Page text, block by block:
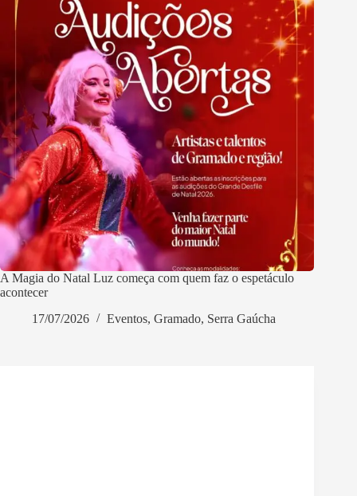
A Magia do Natal Luz começa com quem faz o espetáculo
acontecer
17/07/2026
Eventos, Gramado, Serra Gaúcha